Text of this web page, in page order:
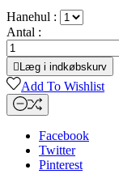
Hanehul :
Antal :
 Læg i indkøbskurv
Add To Wishlist
Facebook
Twitter
Pinterest